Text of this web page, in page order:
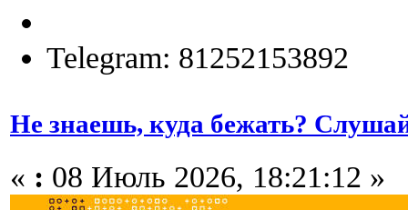
Telegram: 81252153892
Не знаешь, куда бежать?
« : 08 Июль 2026, 18:21:12 »